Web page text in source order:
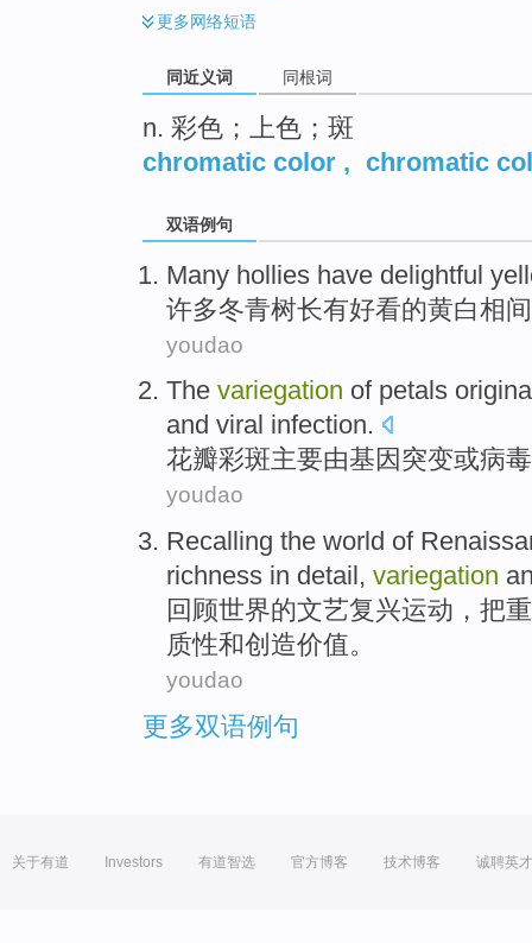
更多网络短语
同近义词 同根词
n. 彩色；上色；斑
chromatic color , chromatic
双语例句
Many hollies have delightful
许多冬青树长有好看的黄白相
youdao
The variegation of petals
and viral infection.
花瓣彩斑主要由基因 突变或病毒
youdao
Recalling the world of
richness in detail, variegation
回顾世界的文艺复兴运动 ，把
质性和创造价值。
youdao
更多双语例句
关于有道 Investors 有道智选 官方博客 技术博客 诚聘英才